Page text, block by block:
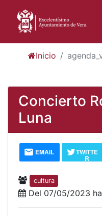
Inicio
Concierto
Luna
EMAIL TWITTE
R
cultura
Del 07/05/2023